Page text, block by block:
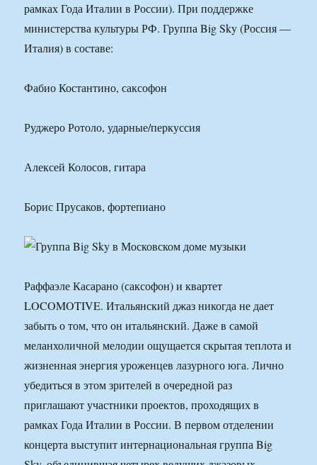
рамках Года Италии в России). При поддержке
министерства культуры РФ. Группа Big Sky (Россия —
Италия) в составе:
Фабио Костантино, саксофон
Руджеро Ротоло, ударные/перкуссия
Алексей Колосов, гитара
Борис Прусаков, фортепиано
Раффаэле Касарано (саксофон) и квартет
LOCOMOTIVE. Итальянский джаз никогда не дает
забыть о том, что он итальянский. Даже в самой
меланхоличной мелодии ощущается скрытая теплота и
жизненная энергия уроженцев лазурного юга. Лично
убедиться в этом зрителей в очередной раз
приглашают участники проектов, проходящих в
рамках Года Италии в России. В первом отделении
концерта выступит интернациональная группа Big